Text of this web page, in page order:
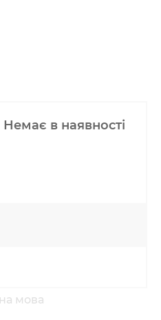
Немає в наявності
мова